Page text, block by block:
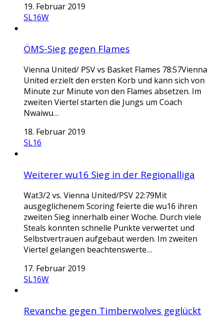
19. Februar 2019
SL16W
ÖMS-Sieg gegen Flames
Vienna United/ PSV vs Basket Flames 78:57Vienna
United erzielt den ersten Korb und kann sich von
Minute zur Minute von den Flames absetzen. Im
zweiten Viertel starten die Jungs um Coach
Nwaiwu…
18. Februar 2019
SL16
Weiterer wu16 Sieg in der Regionalliga
Wat3/2 vs. Vienna United/PSV 22:79Mit
ausgeglichenem Scoring feierte die wu16 ihren
zweiten Sieg innerhalb einer Woche. Durch viele
Steals konnten schnelle Punkte verwertet und
Selbstvertrauen aufgebaut werden. Im zweiten
Viertel gelangen beachtenswerte…
17. Februar 2019
SL16W
Revanche gegen Timberwolves geglückt